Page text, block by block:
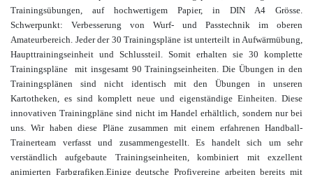
Trainingsübungen, auf hochwertigem Papier, in DIN A4 Grösse.
Schwerpunkt: Verbesserung von Wurf- und Passtechnik im oberen
Amateurbereich. Jeder der 30 Trainingspläne ist unterteilt in Aufwärmübung,
Haupttrainingseinheit und Schlussteil. Somit erhalten sie 30 komplette
Trainingspläne mit insgesamt 90 Trainingseinheiten. Die Übungen in den
Trainingsplänen sind nicht identisch mit den Übungen in unseren
Kartotheken, es sind komplett neue und eigenständige Einheiten. Diese
innovativen Trainingpläne sind nicht im Handel erhältlich, sondern nur bei
uns. Wir haben diese Pläne zusammen mit einem erfahrenen Handball-
Trainerteam verfasst und zusammengestellt. Es handelt sich um sehr
verständlich aufgebaute Trainingseinheiten, kombiniert mit exzellent
animierten Farbgrafiken.Einige deutsche Profivereine arbeiten bereits mit